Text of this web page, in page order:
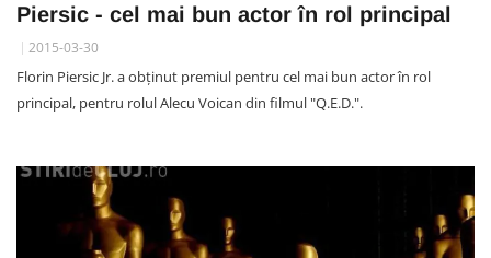
Piersic - cel mai bun actor în rol principal
2015-03-30
Florin Piersic Jr. a obţinut premiul pentru cel mai bun actor în rol
principal, pentru rolul Alecu Voican din filmul "Q.E.D.".